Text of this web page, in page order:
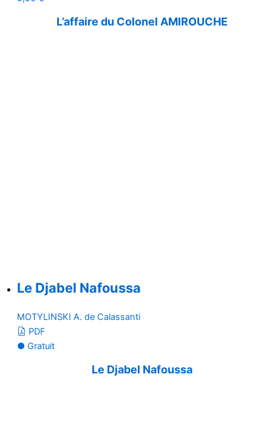
L’affaire du Colonel AMIROUCHE
Le Djabel Nafoussa
MOTYLINSKI A. de Calassanti
PDF
● Gratuit
Le Djabel Nafoussa